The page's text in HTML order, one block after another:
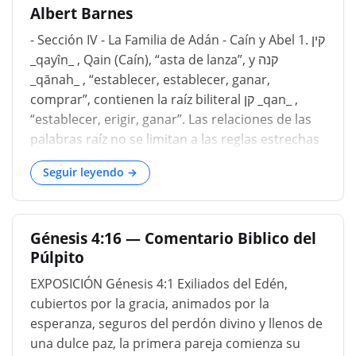
Albert Barnes
- Sección IV - La Familia de Adán - Caín y Abel 1. קין
_qayı̂n_ , Qain (Caín), “asta de lanza”, y קנה
_qānah_ , “establecer, establecer, ganar,
comprar”, contienen la raíz biliteral קן _qan_ ,
“establecer, erigir, ganar”. Las relaciones de las
palabras raíz no se limitan a las reglas estrechas
de nuestra etimología común, sino que se
extienden realmente a los usos instintivos que el
hablante analfabeto inventará o empleará. Un
examen completo de la lengua hebrea lleva a la
conclusión de que una raíz biliteral se encuentra
en la base de muchos de esos triliterales que
consisten en dos consonantes firmes y una
tercera más débil que varía en sí misma y en su
posición. Así, יטב _yāṭab_ y...
Seguir leyendo →
Génesis 4:16 — Comentario Biblico del
Púlpito
EXPOSICIÓN Génesis 4:1 Exiliados del Edén,
cubiertos por la gracia, animados por la
esperanza, seguros del perdón divino y llenos de
una dulce paz, la primera pareja comienza su